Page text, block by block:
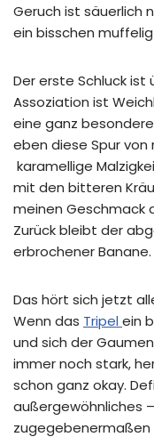
Geruch ist säuerlich
ein bisschen
Der erste Schluck ist
Assoziation ist
eine ganz
eben diese Spur von
karamellige
mit den bitteren
meinen Geschmack
Zurück bleibt der
erbrochener Banane.
Das hört sich jetzt
Wenn das Tripel ein
und sich der
immer noch stark,
schon ganz okay.
außergewöhnliches
zugegebenermaßen